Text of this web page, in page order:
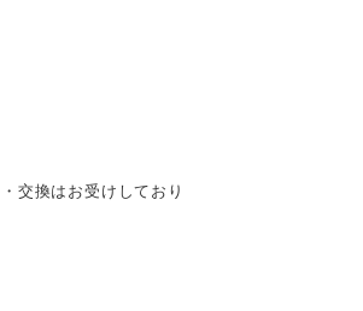
交換はお受けしており